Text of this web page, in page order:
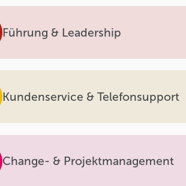
Führung & Leadership
Kundenservice & Telefonsupport
Change- & Projektmanagement